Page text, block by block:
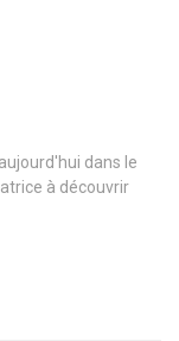
dans le
à découvrir